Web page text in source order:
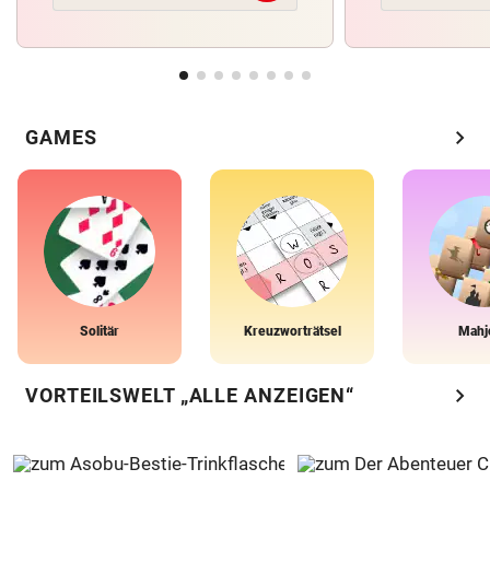
GAMES chevron_right
Solitär Kreuzworträtsel
VORTEILSWELT „ALLE ANZEIGEN“ chevron_right